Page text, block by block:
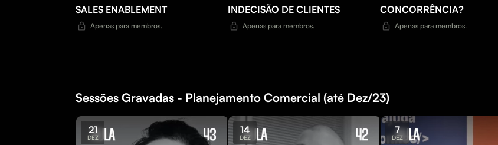
SALES ENABLEMENT
Apenas para membros.
INDECISÃO DE CLIENTES
Apenas para membros.
CONCORRÊNCIA?
Apenas para membros.
Sessões Gravadas - Planejamento Comercial (até Dez/23)
21
DEZ
14
DEZ
7
DEZ